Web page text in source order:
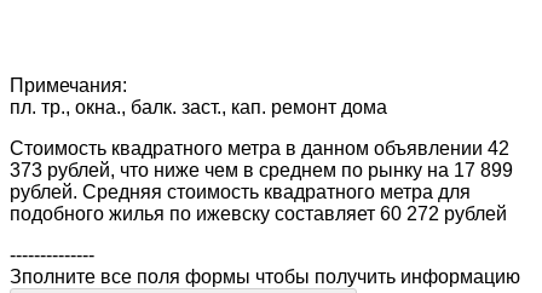
Примечания:
пл. тр., окна., балк. заст., кап. ремонт дома
Стоимость квадратного метра в данном объявлении 42
373 рублей, что ниже чем в среднем по рынку на 17 899
рублей. Средняя стоимость квадратного метра для
подобного жилья по ижевску составляет 60 272 рублей
--------------
Зполните все поля формы чтобы получить информацию